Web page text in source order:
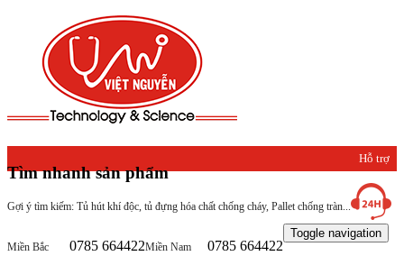
Tìm nhanh sản phẩm
Gợi ý tìm kiếm: Tủ hút khí độc, tủ đựng hóa chất chống cháy, Pallet chống tràn...
Hỗ trợ
khách
hàng
Miền Bắc 0785 664422Miền Nam 0785 664422
Toggle navigation